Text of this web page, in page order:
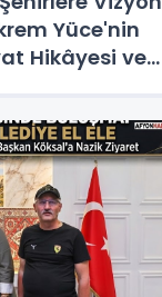
Yüce'nin
Hikâyesi ve